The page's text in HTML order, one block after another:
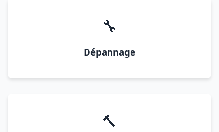
🔧
Dépannage
🔨